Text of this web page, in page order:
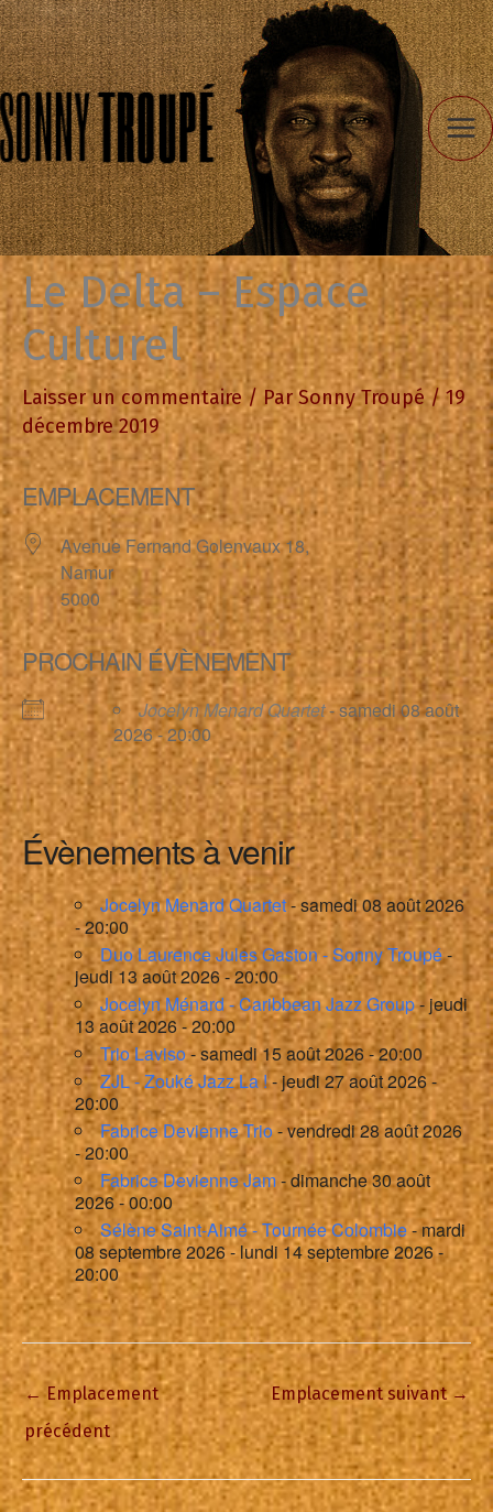
Aller
au
contenu
Le Delta – Espace
Culturel
Laisser un commentaire / ParSonny Troupé/19
décembre 2019
EMPLACEMENT
Avenue Fernand Golenvaux 18,
Namur
5000
PROCHAIN ÉVÈNEMENT
Jocelyn Menard Quartet- samedi 08 août
2026 - 20:00
Évènements à venir
Jocelyn Menard Quartet- samedi 08 août 2026
- 20:00
Duo Laurence Jules Gaston - Sonny Troupé-
jeudi 13 août 2026 - 20:00
Jocelyn Ménard - Caribbean Jazz Group- jeudi
13 août 2026 - 20:00
Trio Laviso- samedi 15 août 2026 - 20:00
ZJL - Zouké Jazz La !- jeudi 27 août 2026 -
20:00
Fabrice Devienne Trio- vendredi 28 août 2026
- 20:00
Fabrice Devienne Jam- dimanche 30 août
2026 - 00:00
Sélène Saint-Aimé - Tournée Colombie- mardi
08 septembre 2026 - lundi 14 septembre 2026 -
20:00
←Emplacement
précédent
Emplacement suivant →